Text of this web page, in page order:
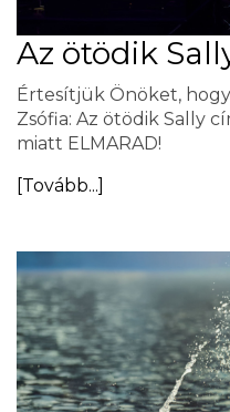
Az ötödik
Értesítjük Önöket,
Zsófia: Az ötödik Sally
miatt ELMARAD!
[Tovább...]